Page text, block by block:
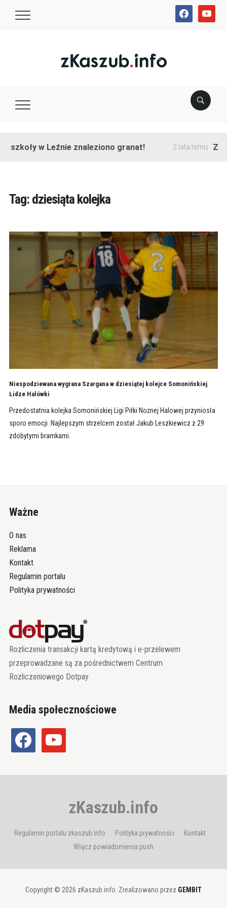
facebookyoutube
szkoły w Leźnie znaleziono granat! 2 lata temu
Tag: dziesiąta kolejka
Niespodziewana wygrana Szargana w dziesiątej kolejce Somonińskiej
Lidze Halówki
Przedostatnia kolejka Somonińskiej Ligi Piłki Nożnej Halowej przyniosła
sporo emocji. Najlepszym strzelcem został Jakub Leszkiewicz z 29
zdobytymi bramkami.
Ważne
O nas
Reklama
Kontakt
Regulamin portalu
Polityka prywatności
Rozliczenia transakcji kartą kredytową i e-przelewem
przeprowadzane są za pośrednictwem Centrum
Rozliczeniowego Dotpay
Media społecznościowe
facebook youtube
zKaszub.info
Regulamin portalu zkaszub.info Polityka prywatności
Kontakt
Włącz powiadomienia push
Copyright © 2026 zKaszub.info. Zrealizowano przez GEMBIT